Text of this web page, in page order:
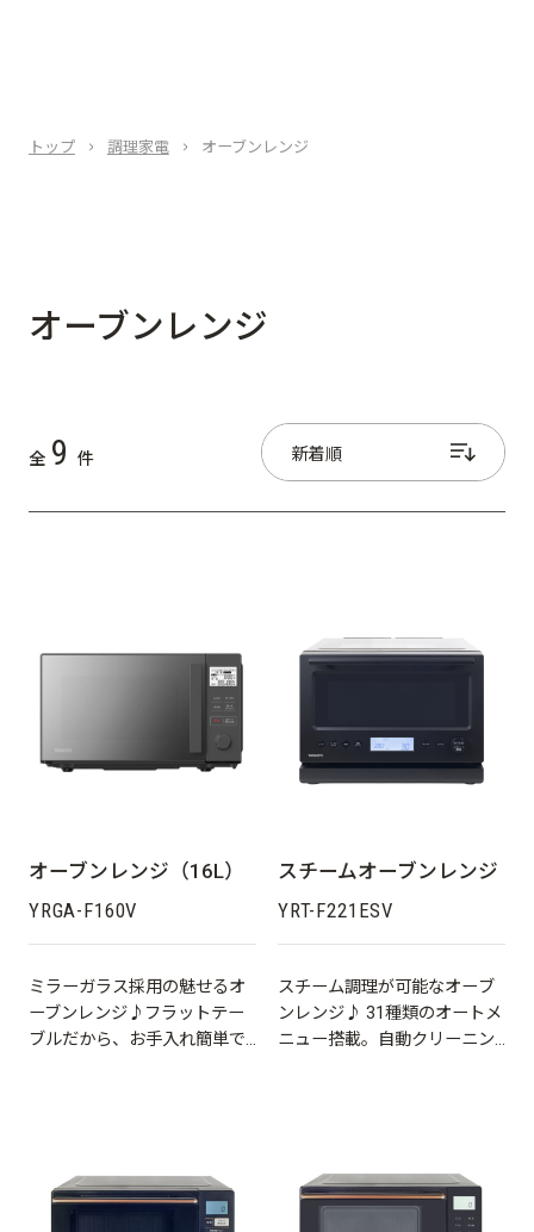
トップ 調理家電 オーブンレンジ
オーブンレンジ
全 9 件
オーブンレンジ（16L）
YRGA-F160V
ミラーガラス採用の魅せるオ
ーブンレンジ♪フラットテー
ブルだから、お手入れ簡単で
スチームオーブンレンジ
YRT-F221ESV
スチーム調理が可能なオーブ
ンレンジ♪ 31種類のオートメ
ニュー搭載。自動クリーニン